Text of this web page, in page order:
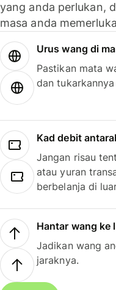
yang anda perlukan,
masa anda
Urus wang di
Pastikan mata
dan
Kad debit
Jangan risau
atau yuran
berbelanja di
Hantar wang ke
Jadikan wang
jaraknya.